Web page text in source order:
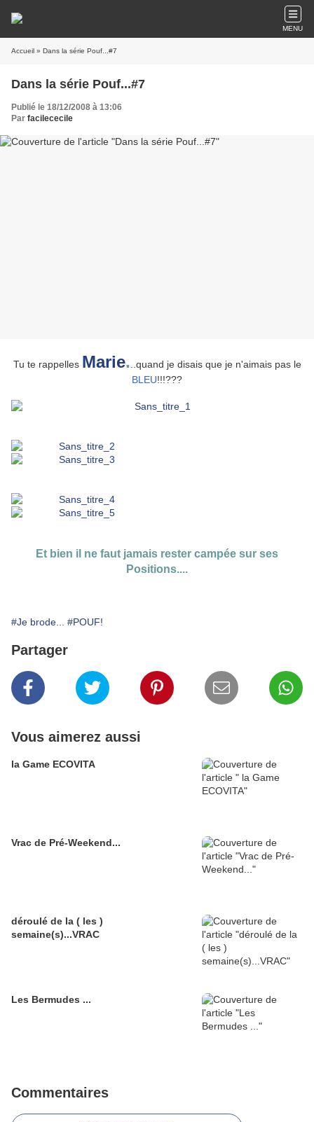
MENU
Accueil » Dans la série Pouf...#7
Dans la série Pouf...#7
Publié le 18/12/2008 à 13:06
Par facilececile
Tu te rappelles Marie. ..quand je disais que je n'aimais pas le
BLEU!!!???
Et bien il ne faut jamais rester campée sur ses
Positions....
#Je brode... #POUF!
Partager
Vous aimerez aussi
la Game ECOVITA
Vrac de Pré-Weekend...
déroulé de la ( les )
semaine(s)...VRAC
Les Bermudes ...
Commentaires